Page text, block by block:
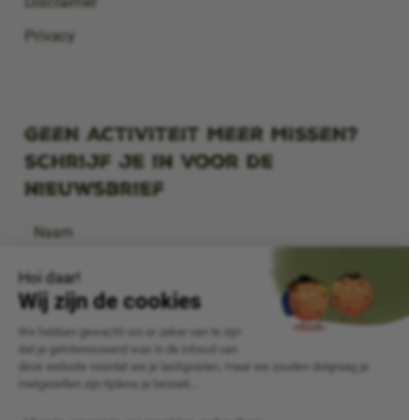
Privacy
GEEN ACTIVITEIT MEER MISSEN?
Schrijf je in voor de
nieuwsbrief